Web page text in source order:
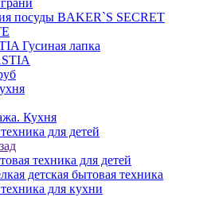
посуды BAKER`S SECRET
Гусиная лапка
Кухня
для детей
техника для детей
детская бытовая техника
для кухни